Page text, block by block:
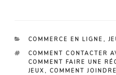
CATÉGORIES
COMMERCE EN LIGNE ,
ÉTIQUETTES
COMMENT CONTACTER
COMMENT FAIRE UNE
JEUX , COMMENT